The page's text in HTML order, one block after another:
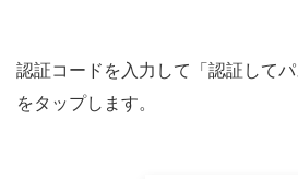
認証コードを入力して「認証してパ
をタップします。